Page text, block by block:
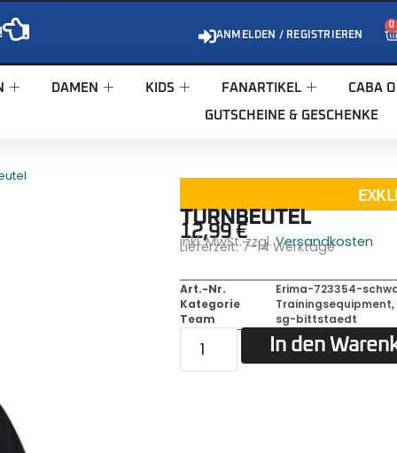
ANMELDEN / REGISTRIEREN
0
DAMEN KIDS FANARTIKEL CABA
GUTSCHEINE & GESCHENKE
TURNBEUTEL
12,99€
inkl. MwSt. zzgl.Versandkosten
Lieferzeit:7-14 Werktage
Art.-Nr.
Erima-723354-
Kategorie
Trainingsequipment,
Team
sg-bittstaedt
In den